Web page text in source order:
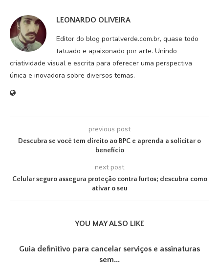
LEONARDO OLIVEIRA
Editor do blog portalverde.com.br, quase todo
tatuado e apaixonado por arte. Unindo
criatividade visual e escrita para oferecer uma perspectiva
única e inovadora sobre diversos temas.
previous post
Descubra se você tem direito ao BPC e aprenda a solicitar o
benefício
next post
Celular seguro assegura proteção contra furtos; descubra como
ativar o seu
YOU MAY ALSO LIKE
Guia definitivo para cancelar serviços e assinaturas
sem...